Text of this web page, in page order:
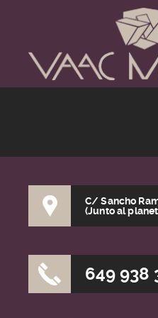
C/ Sancho
(Junto al
649 938